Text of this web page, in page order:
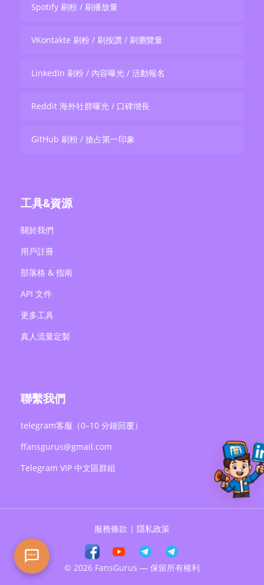
Spotify 刷粉 / 刷播放量
VKontakte 刷粉 / 刷按讚 / 刷瀏覽量
LinkedIn 刷粉 / 內容曝光 / 活動報名
Reddit 海外社群曝光 / 口碑增長
GitHub 刷粉 / 搶占第一印象
工具&資源
關於我們
用戶註冊
部落格 & 指南
API 文件
更多工具
真人流量定製
聯繫我們
telegram客服（0–10 分鐘回覆）
ffansgurus@gmail.com
Telegram VIP 中文區群組
服務條款 | 隱私政策
© 2026 FansGurus — 保留所有權利